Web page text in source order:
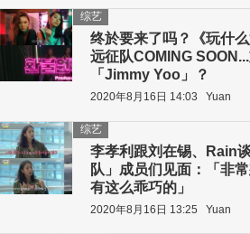
终於要来了吗？《玩什
远征队COMING
「Jimmy Yoo」？
综艺
2020年8月16日 14:03 Yuan
李孝利跟刘在锡、Rain
队」成员们见面：「非
有这么乖巧的」
综艺
2020年8月16日 13:25 Yuan